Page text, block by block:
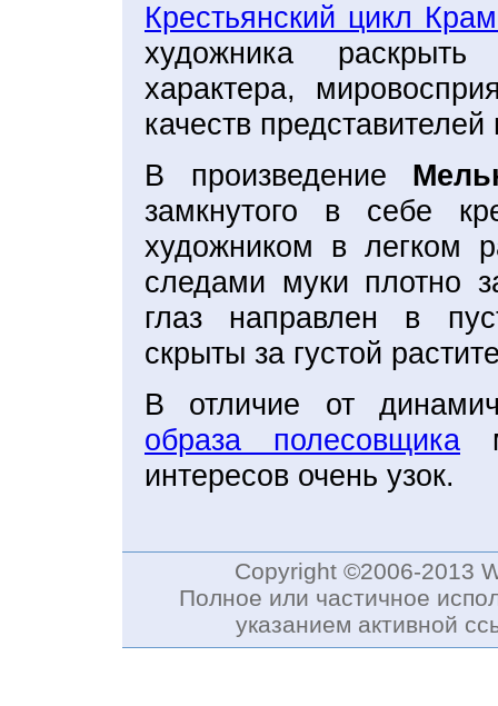
Крестьянский цикл
художника раскрыть
характера,
качеств
В произведение
замкнутого в себе
художником в легком
следами муки плотно
глаз направлен в
скрыты за густой
В отличие от
образа полесовщика
интересов очень узок.
Copyright ©2006-2013
Полное или частичное
указанием активной